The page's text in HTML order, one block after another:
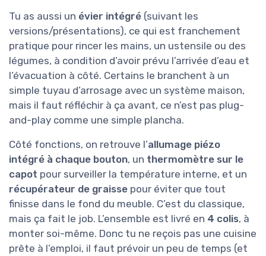
Tu as aussi un évier intégré (suivant les
versions/présentations), ce qui est franchement
pratique pour rincer les mains, un ustensile ou des
légumes, à condition d’avoir prévu l’arrivée d’eau et
l’évacuation à côté. Certains le branchent à un
simple tuyau d’arrosage avec un système maison,
mais il faut réfléchir à ça avant, ce n’est pas plug-
and-play comme une simple plancha.
Côté fonctions, on retrouve l’allumage piézo
intégré à chaque bouton, un thermomètre sur le
capot pour surveiller la température interne, et un
récupérateur de graisse pour éviter que tout
finisse dans le fond du meuble. C’est du classique,
mais ça fait le job. L’ensemble est livré en 4 colis, à
monter soi-même. Donc tu ne reçois pas une cuisine
prête à l’emploi, il faut prévoir un peu de temps (et